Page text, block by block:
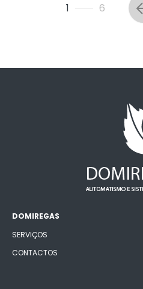
1 6
DOMIREGAS
SERVIÇOS
CONTACTOS